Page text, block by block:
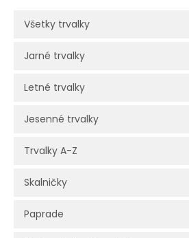
Všetky trvalky
Jarné trvalky
Letné trvalky
Jesenné trvalky
Trvalky A-Z
Skalničky
Paprade